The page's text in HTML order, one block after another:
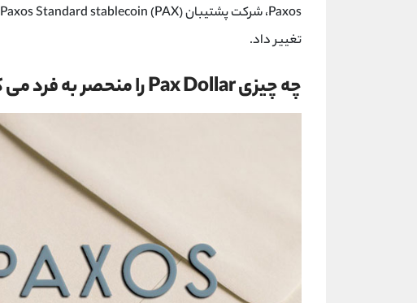
تغییر داد.
چه چیزی Pax Dollar را منحصر به فرد می کند؟